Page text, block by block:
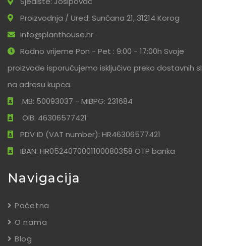
Proizvodnja / Ured: Sunčana 21, 31214 Korog
info@planthouse.hr
Radno vrijeme Pon - Pet : 9:00 - 17:00h Svoje
proizvode isporučujemo isključivo preko dostavnih službi
na adresu kupca.
MB: 50093037 - MIBPG: 231684
OIB: 46306577421
PDV ID (VAT number): HR46306577421
IBAN: HR0524070001100080358 OTP banka
Navigacija
Početna
O nama
Blog